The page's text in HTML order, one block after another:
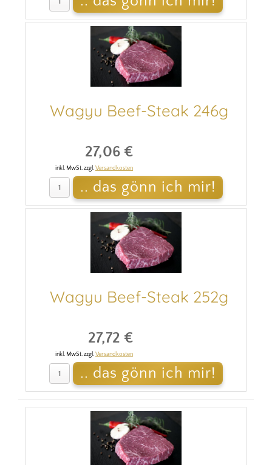
Wagyu Beef-Steak 246g
27,06 €
inkl. MwSt. zzgl.Versandkosten
Wagyu Beef-Steak 252g
27,72 €
inkl. MwSt. zzgl.Versandkosten